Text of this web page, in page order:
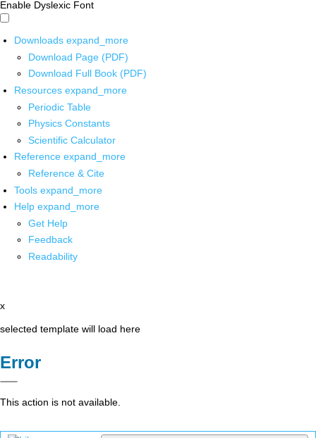
Enable Dyslexic Font
Downloads expand_more
Download Page (PDF)
Download Full Book (PDF)
Resources expand_more
Periodic Table
Physics Constants
Scientific Calculator
Reference expand_more
Reference & Cite
Tools expand_more
Help expand_more
Get Help
Feedback
Readability
x
selected template will load here
Error
This action is not available.